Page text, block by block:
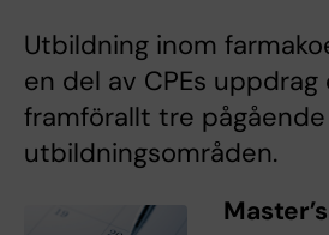
Utbildning inom
en del av CPEs
framförallt tre pågående
utbildningsområden.